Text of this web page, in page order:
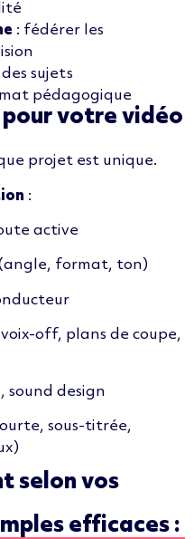
: fédérer les
sujets
pédagogique
votre vidéo
projet est unique.
:
active
format, ton)
off, plans de coupe,
sound design
sous-titrée,
selon vos
efficaces :